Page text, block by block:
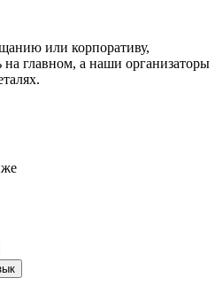
или корпоративу,
на главном, а наши организаторы